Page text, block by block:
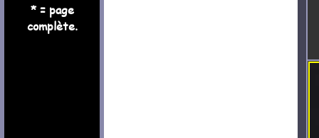
* = page
complète.